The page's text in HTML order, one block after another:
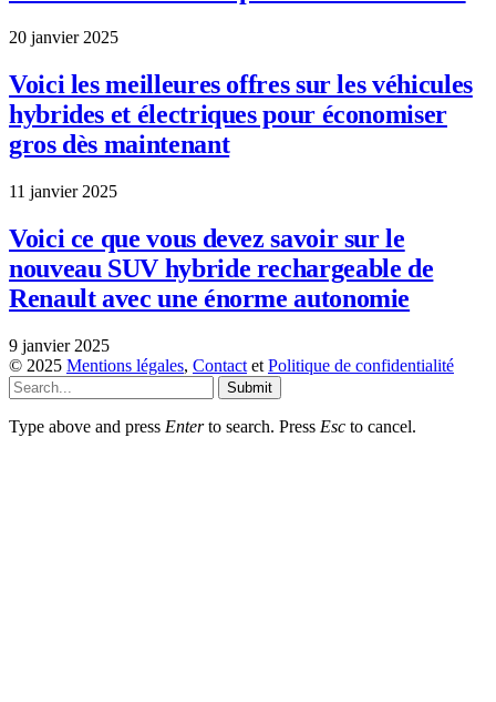
20 janvier 2025
Voici les meilleures offres sur les véhicules
hybrides et électriques pour économiser
gros dès maintenant
11 janvier 2025
Voici ce que vous devez savoir sur le
nouveau SUV hybride rechargeable de
Renault avec une énorme autonomie
9 janvier 2025
© 2025 Mentions légales, Contact et Politique de confidentialité
Submit
Type above and press Enterto search. Press Esc to cancel.